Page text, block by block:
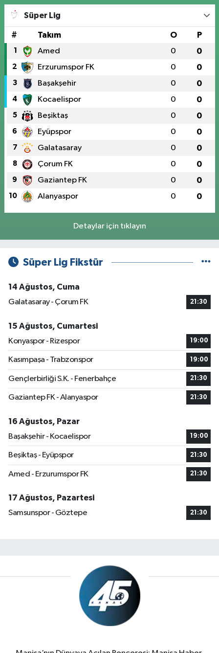
Süper Lig
# Takım O P
1 Amed 0 0
2 Erzurumspor FK 0 0
3 Başakşehir 0 0
4 Kocaelispor 0 0
5 Beşiktaş 0 0
6 Eyüpspor 0 0
7 Galatasaray 0 0
8 Çorum FK 0 0
9 Gaziantep FK 0 0
10 Alanyaspor 0 0
Detaylar için tıklayın
Süper Lig Fikstür
14 Ağustos, Cuma
Galatasaray - Çorum FK
21:30
15 Ağustos, Cumartesi
Konyaspor - Rizespor
19:00
Kasımpaşa - Trabzonspor 19:00
Gençlerbirliği S.K. - Fenerbahçe 21:30
Gaziantep FK - Alanyaspor 21:30
16 Ağustos, Pazar
Başakşehir - Kocaelispor
19:00
Beşiktaş - Eyüpspor 21:30
Amed - Erzurumspor FK 21:30
17 Ağustos, Pazartesi
Samsunspor - Göztepe
21:30